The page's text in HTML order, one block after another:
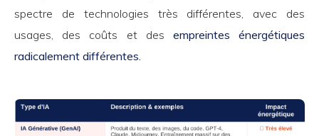
spectre de technologies très différentes, avec des
usages, des coûts et des empreintes énergétiques
radicalement différentes.